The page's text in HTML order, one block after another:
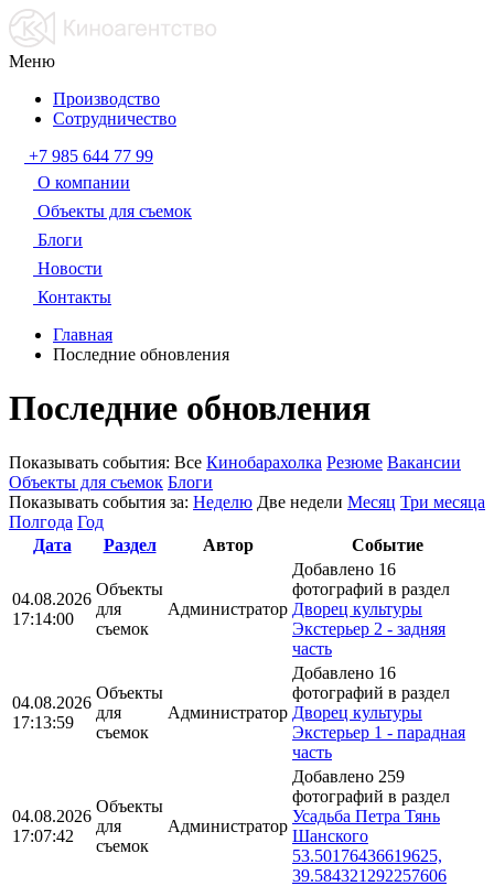
Меню
Производство
Сотрудничество
+7 985 644 77 99
О компании
Объекты для съемок
Блоги
Новости
Контакты
Главная
Последние обновления
Последние обновления
Показывать события: Все Кинобарахолка Резюме Вакансии
Объекты для съемок Блоги
Показывать события за: Неделю Две недели Месяц Три месяца
Полгода Год
Дата
Раздел Автор Событие
04.08.2026
17:14:00
Объекты
для
съемок
Администратор
Добавлено 16
фотографий в раздел
Дворец культуры
Экстерьер 2 - задняя
часть
04.08.2026
17:13:59
Объекты
для
съемок
Администратор
Добавлено 16
фотографий в раздел
Дворец культуры
Экстерьер 1 - парадная
часть
04.08.2026
17:07:42
Объекты
для
съемок
Администратор
Добавлено 259
фотографий в раздел
Усадьба Петра Тянь
Шанского
53.50176436619625,
39.584321292257606